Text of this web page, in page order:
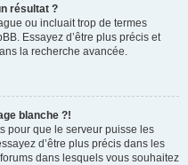
résultat ?
ou incluait trop de termes
Essayez d’être plus précis et
la recherche avancée.
blanche ?!
pour que le serveur puisse les
d’être plus précis dans les
dans lesquels vous souhaitez